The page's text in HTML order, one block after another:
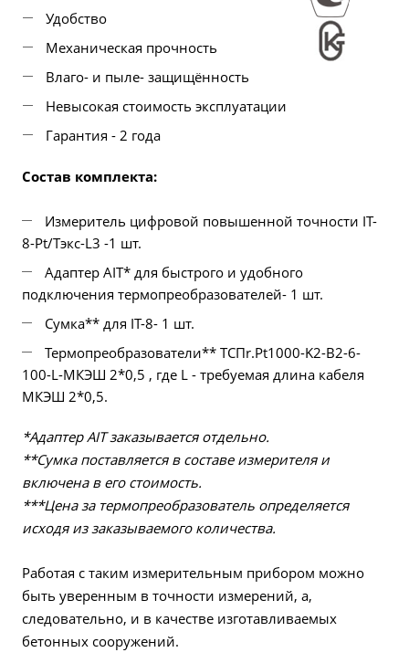
Удобство
Механическая прочность
Влаго- и пыле- защищённость
Невысокая стоимость эксплуатации
Гарантия - 2 года
Состав комплекта:
Измеритель цифровой повышенной точности IT-
8-Pt/Tэкс-L3 -1 шт.
Адаптер AIT* для быстрого и удобного
подключения термопреобразователей- 1 шт.
Сумка** для IT-8- 1 шт.
Термопреобразователи** ТСПr.Pt1000-K2-B2-6-
100-L-МКЭШ 2*0,5 , где L - требуемая длина кабеля
МКЭШ 2*0,5.
*Адаптер AIT заказывается отдельно.
**Cумка поставляется в составе измерителя и
включена в его стоимость.
***Цена за термопреобразователь определяется
исходя из заказываемого количества.
Работая с таким измерительным прибором можно
быть уверенным в точности измерений, а,
следовательно, и в качестве изготавливаемых
бетонных сооружений.